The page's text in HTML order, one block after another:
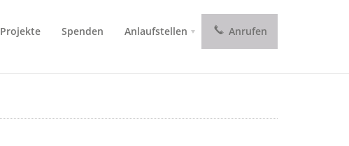
Projekte Spenden Anlaufstellen Anrufen